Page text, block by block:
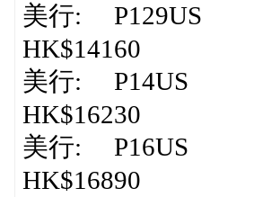
美行: P129US
HK$14160
美行: P14US
HK$16230
美行: P16US
HK$16890